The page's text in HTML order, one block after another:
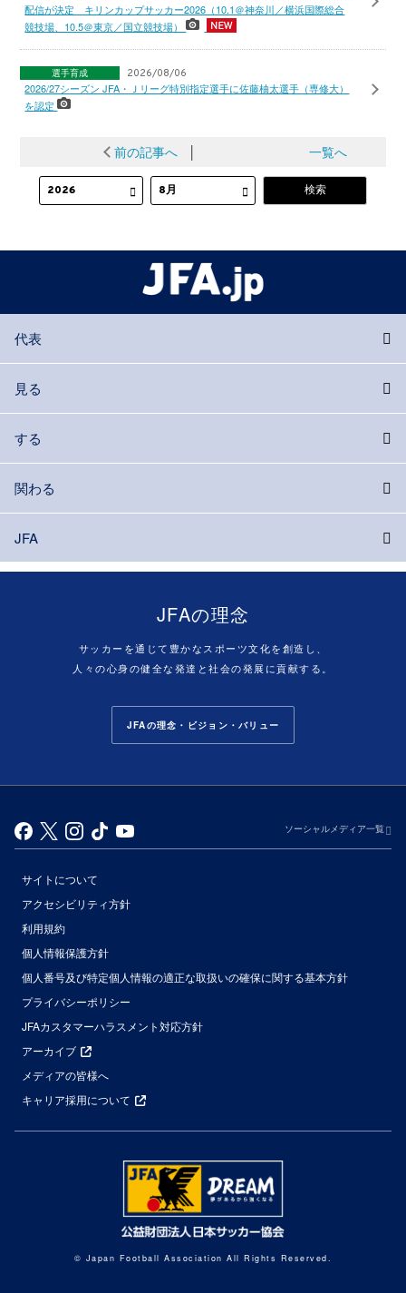
配信が決定 キリンカップサッカー2026（10.1＠神奈川／横浜国際総合
競技場、10.5＠東京／国立競技場）
選手育成 2026/08/06
2026/27シーズン JFA・Ｊリーグ特別指定選手に佐藤柚太選手（専修大）
を認定
前の記事へ│ 一覧へ
代表
見る
する
関わる
JFA
JFAの理念
サッカーを通じて豊かなスポーツ文化を創造し、
人々の心身の健全な発達と社会の発展に貢献する。
JFAの理念・ビジョン・バリュー
ソーシャルメディア一覧
サイトについて
アクセシビリティ方針
利用規約
個人情報保護方針
個人番号及び特定個人情報の適正な取扱いの確保に関する基本方針
プライバシーポリシー
JFAカスタマーハラスメント対応方針
アーカイブ
メディアの皆様へ
キャリア採用について
© Japan Football Association All Rights Reserved.